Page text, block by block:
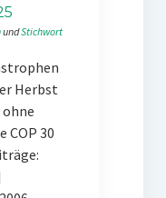
und Stichwort
Herbst
ohne
COP 30